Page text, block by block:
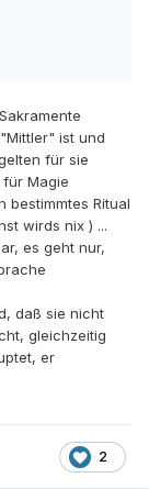
ist und
für sie
Magie
bestimmtes Ritual
wirds nix ) ...
es geht nur,
daß sie nicht
gleichzeitig
er
2